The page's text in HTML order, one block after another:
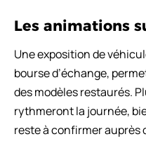
Les animations
Une exposition de
bourse d’échange,
des modèles restaurés.
rythmeront la journée,
reste à confirmer auprès